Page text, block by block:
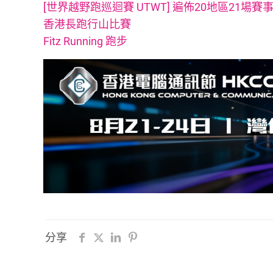
[世界越野跑巡迴賽 UTWT] 遍佈20地區21場賽
香港長跑行山比賽
Fitz Running 跑步
分享